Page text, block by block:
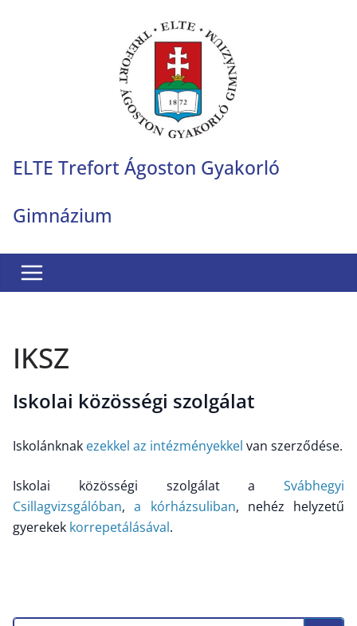
ELTE Trefort Ágoston Gyakorló
Gimnázium
IKSZ
Iskolai közösségi szolgálat
Iskolánknak ezekkel az intézményekkel van szerződése.
Iskolai közösségi szolgálat a Svábhegyi
Csillagvizsgálóban,a kórházsuliban, nehéz helyzetű
gyerekek korrepetálásával.